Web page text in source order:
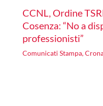
CCNL, Ordine
Cosenza: “No a
professionisti”
Comunicati Stampa,